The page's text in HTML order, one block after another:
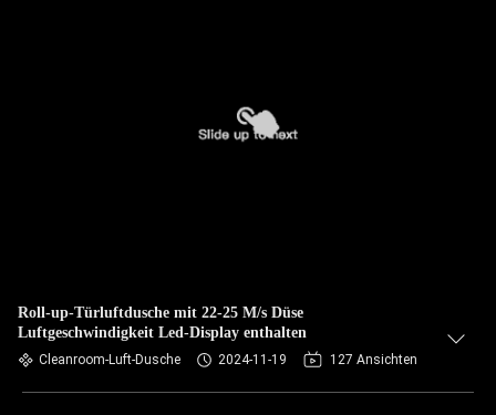
Roll-up-Türluftdusche mit 22-25 M/s Düse
Luftgeschwindigkeit Led-Display enthalten
Cleanroom-Luft-Dusche 2024-11-19 127 Ansichten